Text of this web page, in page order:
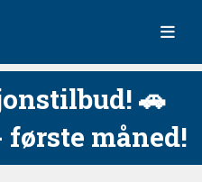
🚗
første måned!